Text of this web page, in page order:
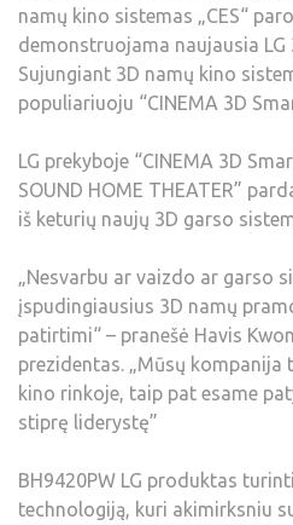
namų kino sistemas „CES“
demonstruojama naujausia
Sujungiant 3D namų kino
populiariuoju “CINEMA 3D
LG prekyboje “CINEMA 3D
SOUND HOME THEATER”
iš keturių naujų 3D garso
„Nesvarbu ar vaizdo ar garso
įspudingiausius 3D namų
patirtimi“ – pranešė Havis
prezidentas. „Mūsų kompanija
kino rinkoje, taip pat esame
stiprę liderystę”
BH9420PW LG produktas
technologiją, kuri akimirksniu